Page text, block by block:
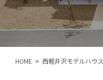
HOME 西軽井沢モデルハウス